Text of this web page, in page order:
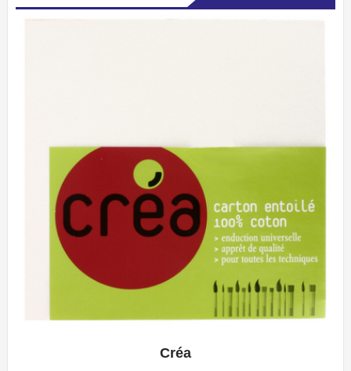
Créa